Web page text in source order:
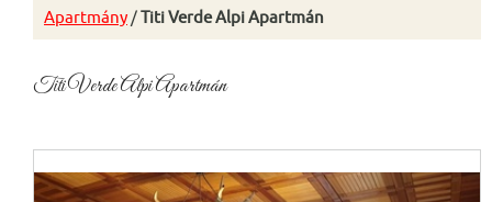
Apartmány /Titi Verde Alpi Apartmán
Titi Verde Alpi Apartmán